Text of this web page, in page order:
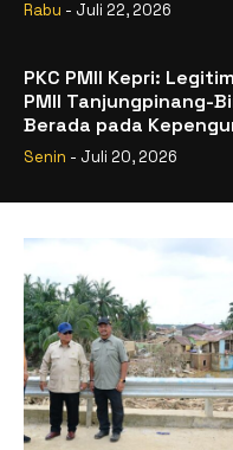
Rabu - Juli 22, 2026
PKC PMII Kepri:
PMII Tanjungpinang-
Berada pada
Muhammad Al-Mujrin
Senin - Juli 20, 2026